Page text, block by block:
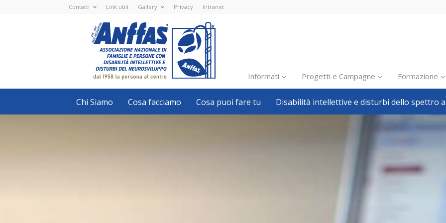
Contatti Link utili Gallery Privacy Intranet
Nazionale
ETS
-
APS
Associazione
Nazionale
di
Famiglie
e
con
disabilità
intellettive
Informati
Inclusione scolastica
Inclusione lavorativa
Pillole
Progetti e Campagne Formazione
Chi Siamo Cosa facciamo Cosa puoi fare tu Disabilità intellettive e disturbi dello spettro